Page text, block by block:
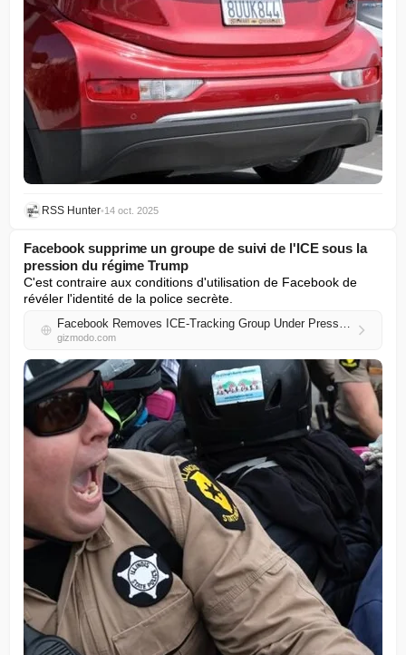
RSS Hunter•14 oct. 2025
Facebook supprime un groupe de suivi de l'ICE sous la
pression du régime Trump
C'est contraire aux conditions d'utilisation de Facebook de
révéler l'identité de la police secrète.
Facebook Removes ICE-Tracking Group Under Pressure From Trump Regime
gizmodo.com